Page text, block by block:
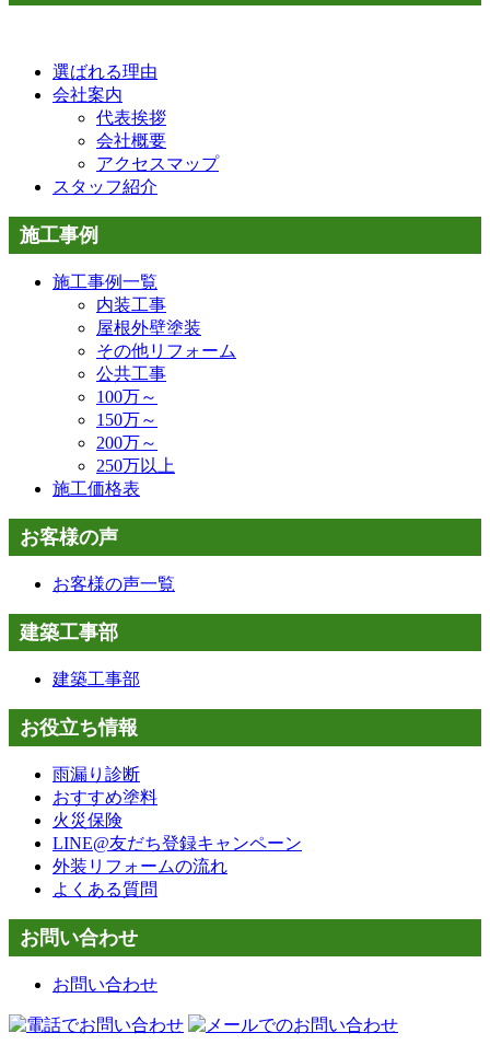
選ばれる理由
会社案内
代表挨拶
会社概要
アクセスマップ
スタッフ紹介
施工事例
施工事例一覧
内装工事
屋根外壁塗装
その他リフォーム
公共工事
100万～
150万～
200万～
250万以上
施工価格表
お客様の声
お客様の声一覧
建築工事部
建築工事部
お役立ち情報
雨漏り診断
おすすめ塗料
火災保険
LINE@友だち登録キャンペーン
外装リフォームの流れ
よくある質問
お問い合わせ
お問い合わせ